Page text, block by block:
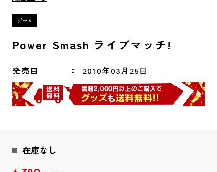
Power Smash ライブマッチ!
発売日 2010年03月25日
在庫なし